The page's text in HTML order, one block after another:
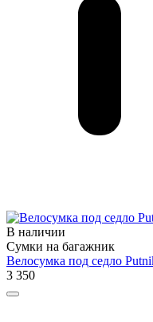
В наличии
Сумки на багажник
Велосумка под седло
3 350